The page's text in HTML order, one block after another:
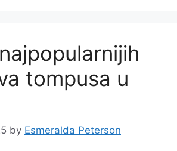
tompusa u
by Esmeralda Peterson